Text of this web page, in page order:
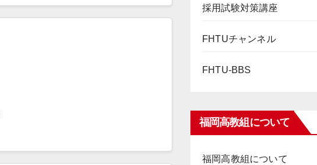
採用試験対策講座
FHTUチャンネル
FHTU-BBS
福岡高教組について
福岡高教組について